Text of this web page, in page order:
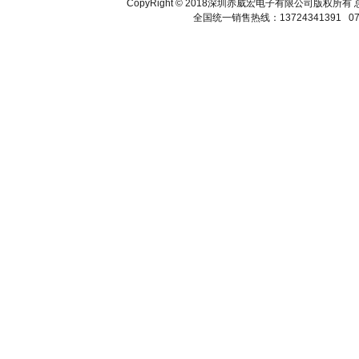
CopyRight © 2018深圳赤威宏电子有限公司版权所有
全国统一销售热线：13724341391